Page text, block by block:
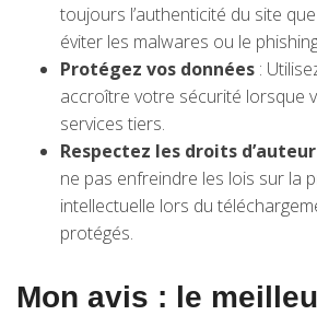
toujours l’authenticité du site
éviter les malwares ou le
Protégez vos données :
accroître votre sécurité lorsque
services tiers.
Respectez les droits d’auteur
ne pas enfreindre les lois sur la
intellectuelle lors du
protégés.
Mon avis : le